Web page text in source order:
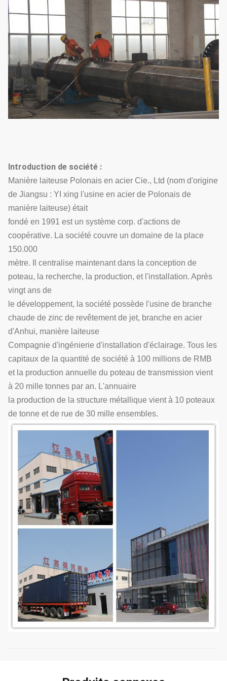
Introduction de société :
Manière laiteuse Polonais en acier Cie., Ltd (nom d'origine
de Jiangsu : YI xing l'usine en acier de Polonais de
manière laiteuse) était
fondé en 1991 est un système corp. d'actions de
coopérative. La société couvre un domaine de la place
150.000
mètre. Il centralise maintenant dans la conception de
poteau, la recherche, la production, et l'installation. Après
vingt ans de
le développement, la société possède l'usine de branche
chaude de zinc de revêtement de jet, branche en acier
d'Anhui, manière laiteuse
Compagnie d'ingénierie d'installation d'éclairage. Tous les
capitaux de la quantité de société à 100 millions de RMB
et la production annuelle du poteau de transmission vient
à 20 mille tonnes par an. L'annuaire
la production de la structure métallique vient à 10 poteaux
de tonne et de rue de 30 mille ensembles.